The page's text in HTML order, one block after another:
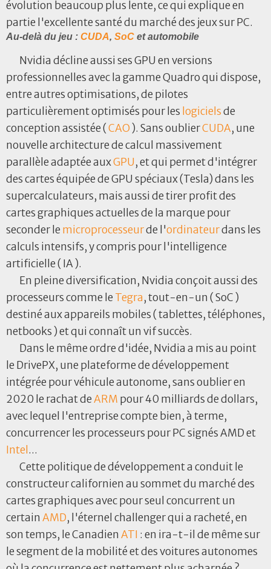
évolution beaucoup plus lente, ce qui explique en
partie l'excellente santé du marché des jeux sur PC.
Au-delà du jeu : CUDA, SoC et automobile
Nvidia décline aussi ses GPU en versions
professionnelles avec la gamme Quadro qui dispose,
entre autres optimisations, de pilotes
particulièrement optimisés pour les logicielsde
conception assistée (CAO ). Sans oublierCUDA, une
nouvelle architecture de calcul massivement
parallèle adaptée auxGPU, et qui permet d'intégrer
des cartes équipée de GPU spéciaux (Tesla) dans les
supercalculateurs, mais aussi de tirer profit des
cartes graphiques actuelles de la marque pour
seconder le microprocesseurde l'ordinateurdans les
calculs intensifs, y compris pour l'intelligence
artificielle ( IA ).
En pleine diversification, Nvidia conçoit aussi des
processeurs comme le Tegra, tout-en-un ( SoC )
destiné aux appareils mobiles ( tablettes, téléphones,
netbooks ) et qui connaît un vif succès.
Dans le même ordre d'idée, Nvidia a mis au point
le DrivePX, une plateforme de développement
intégrée pour véhicule autonome, sans oublier en
2020 le rachat deARM pour 40 milliards de dollars,
avec lequel l'entreprise compte bien, à terme,
concurrencer les processeurs pour PC signés AMD et
Intel ...
Cette politique de développement a conduit le
constructeur californien au sommet du marché des
cartes graphiques avec pour seul concurrent un
certain AMD, l'éternel challenger qui a racheté, en
son temps, le Canadien ATI : en ira-t-il de même sur
le segment de la mobilité et des voitures autonomes